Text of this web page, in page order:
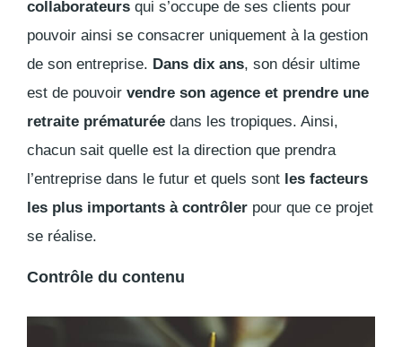
collaborateurs qui s’occupe de ses clients pour
pouvoir ainsi se consacrer uniquement à la gestion
de son entreprise. Dans dix ans, son désir ultime
est de pouvoir vendre son agence et prendre une
retraite prématurée dans les tropiques. Ainsi,
chacun sait quelle est la direction que prendra
l’entreprise dans le futur et quels sont les facteurs
les plus importants à contrôler pour que ce projet
se réalise.
Contrôle du contenu